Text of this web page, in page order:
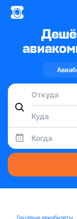
Когда
Дешёвые авиабилеты